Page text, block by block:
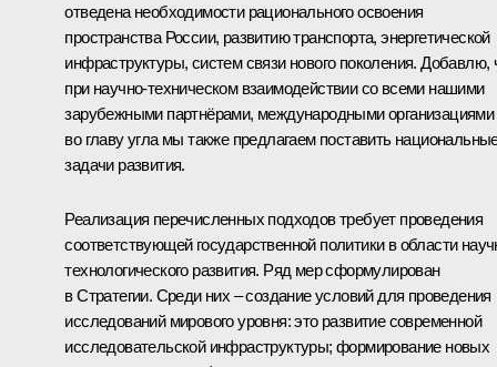
отведена необходимости рационального освоения
пространства России, развитию транспорта, энергетической
инфраструктуры, систем связи нового поколения. Добавлю,
при научно-техническом взаимодействии со всеми нашими
зарубежными партнёрами, международными организациями
во главу угла мы также предлагаем поставить
задачи развития.
Реализация перечисленных подходов требует проведения
соответствующей государственной политики в области
технологического развития. Ряд мер сформулирован
в Стратегии. Среди них – создание условий для проведения
исследований мирового уровня: это развитие современной
исследовательской инфраструктуры; формирование новых